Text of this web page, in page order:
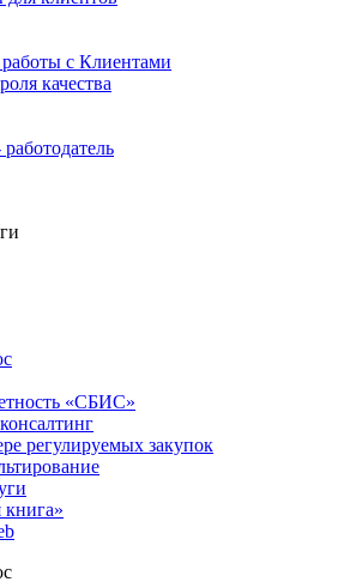
с Клиентами
качества
«СБИС»
регулируемых закупок